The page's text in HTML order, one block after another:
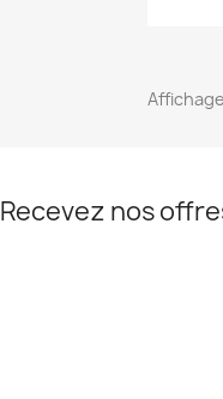
Recevez nos